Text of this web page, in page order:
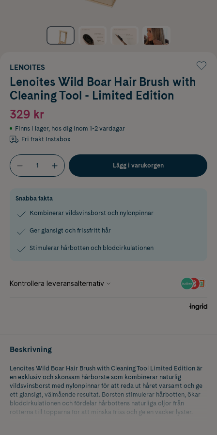
LENOITES
Lenoites Wild Boar Hair Brush with
Cleaning Tool - Limited Edition
329 kr
Finns i lager, hos dig inom 1-2 vardagar
Fri frakt Instabox
Lägg i varukorgen
Snabba fakta
Kombinerar vildsvinsborst och nylonpinnar
Ger glansigt och frissfritt hår
Stimulerar hårbotten och blodcirkulationen
Beskrivning
Lenoites Wild Boar Hair Brush with Cleaning Tool Limited Edition är
en exklusiv och skonsam hårborste som kombinerar naturlig
vildsvinsborst med nylonpinnar för att reda ut håret varsamt och ge
ett glansigt, välmående resultat. Borsten stimulerar hårbotten, ökar
blodcirkulationen och fördelar hårbottens naturliga oljor från
rötterna till topparna för att minska friss och ge en vacker lyster.